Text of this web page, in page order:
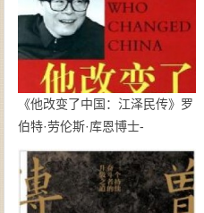
《他改变了中国：江泽民传》罗
伯特·劳伦斯·库恩博士-
epub+mobi